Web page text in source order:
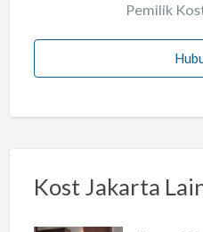
Pemilik
Kost Jakarta